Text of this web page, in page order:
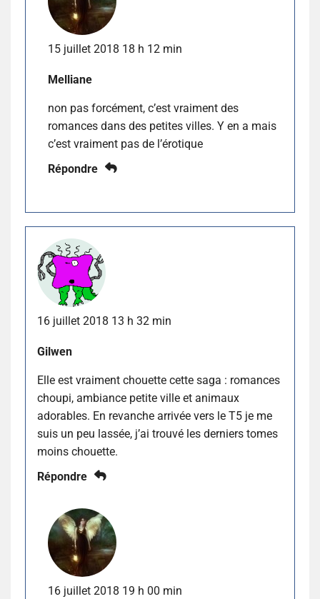
15 juillet 2018 18 h 12 min
Melliane
non pas forcément, c’est vraiment des
romances dans des petites villes. Y en a mais
c’est vraiment pas de l’érotique
Répondre
16 juillet 2018 13 h 32 min
Gilwen
Elle est vraiment chouette cette saga : romances
choupi, ambiance petite ville et animaux
adorables. En revanche arrivée vers le T5 je me
suis un peu lassée, j’ai trouvé les derniers tomes
moins chouette.
Répondre
16 juillet 2018 19 h 00 min